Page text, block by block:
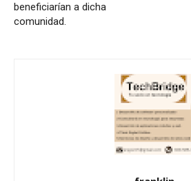
beneficiarían a dicha
comunidad.